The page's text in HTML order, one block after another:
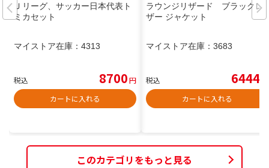
Ｊリーグ、サッカー日本代表ト
ミカセット
マイストア在庫： 4313
税込 8700円
カートに入れる
ラウンジリザード ブラックレ
ザー ジャケット
マイストア在庫： 3683
税込 6444
カートに入れる
このカテゴリをもっと見る